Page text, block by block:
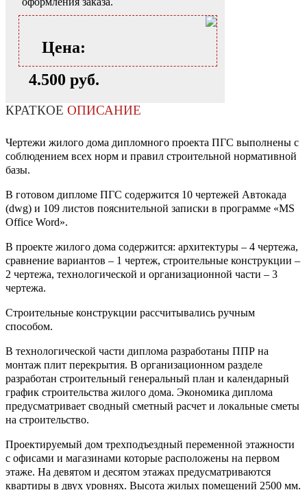
Цена:
4.500 руб.
КРАТКОЕ ОПИСАНИЕ
Чертежи жилого дома дипломного проекта ПГС выполнены с
соблюдением всех норм и правил строительной нормативной
базы.
В готовом дипломе ПГС содержится 10 чертежей Автокада
(dwg) и 109 листов пояснительной записки в программе «MS
Office Word».
В проекте жилого дома содержится: архитектуры – 4 чертежа,
сравнение вариантов – 1 чертеж, строительные конструкции –
2 чертежа, технологической и организационной части – 3
чертежа.
Строительные конструкции рассчитывались ручным
способом.
В технологической части диплома разработаны ППР на
монтаж плит перекрытия. В организационном разделе
разработан строительный генеральный план и календарный
график строительства жилого дома. Экономика диплома
предусматривает сводный сметный расчет и локальные сметы
на строительство.
Проектируемый дом трехподъездный переменной этажности
с офисами и магазинами которые расположены на первом
этаже. На девятом и десятом этажах предусматриваются
квартиры в двух уровнях. Высота жилых помещений 2500 мм.